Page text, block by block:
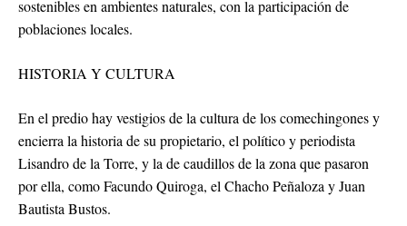
sostenibles en ambientes naturales, con la participación de
poblaciones locales.
HISTORIA Y CULTURA
En el predio hay vestigios de la cultura de los comechingones y
encierra la historia de su propietario, el político y periodista
Lisandro de la Torre, y la de caudillos de la zona que pasaron
por ella, como Facundo Quiroga, el Chacho Peñaloza y Juan
Bautista Bustos.